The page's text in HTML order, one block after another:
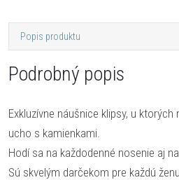
Popis produktu
Podrobný popis
Exkluzívne náušnice klipsy, u
ucho s kamienkami.
Hodí sa na každodenné nosenie aj
Sú skvelým darčekom pre každú